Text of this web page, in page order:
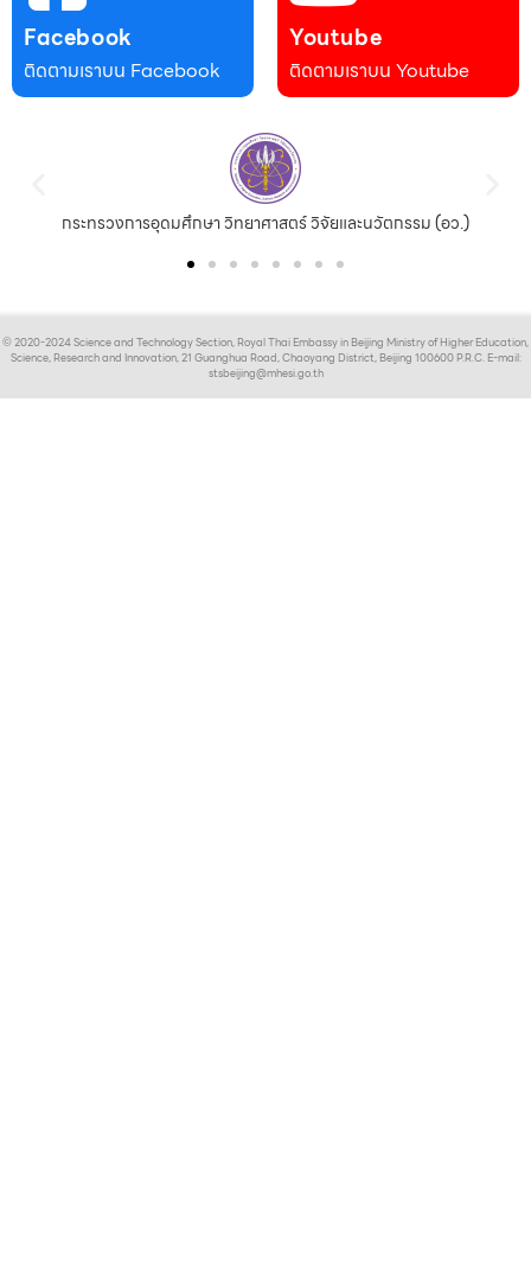
Facebook
ติดตามเราบน Facebook
Youtube
ติดตามเราบน Youtube
กระทรวงการอุดมศึกษา วิทยาศาสตร์ วิจัยและนวัตกรรม (อว.)
© 2020-2024 Science and Technology Section, Royal Thai Embassy in Beijing Ministry of Higher Education,
Science, Research and Innovation, 21 Guanghua Road, Chaoyang District, Beijing 100600 P.R.C. E-mail:
stsbeijing@mhesi.go.th